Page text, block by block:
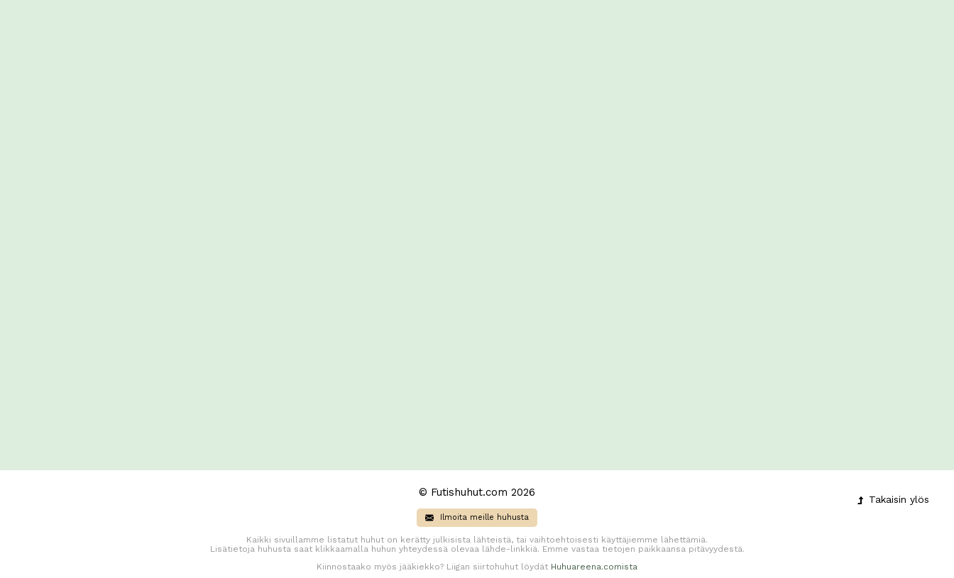
Takaisin ylös
© Futishuhut.com 2026
Ilmoita meille huhusta
Kaikki sivuillamme listatut huhut on kerätty julkisista lähteistä, tai vaihtoehtoisesti käyttäjiemme lähettämiä.
Lisätietoja huhusta saat klikkaamalla huhun yhteydessä olevaa lähde-linkkiä. Emme vastaa tietojen paikkaansa pitävyydestä.
Kiinnostaako myös jääkiekko? Liigan siirtohuhut löydät Huhuareena.comista